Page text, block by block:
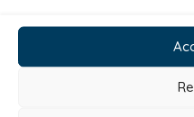
retirer ce consentement
mes droits sur mes